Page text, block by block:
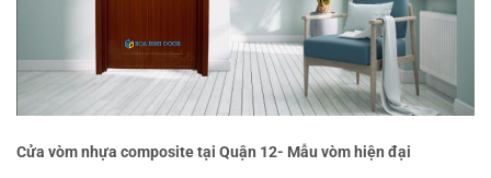
Cửa vòm nhựa composite tại Quận 12- Mẫu vòm hiện đại